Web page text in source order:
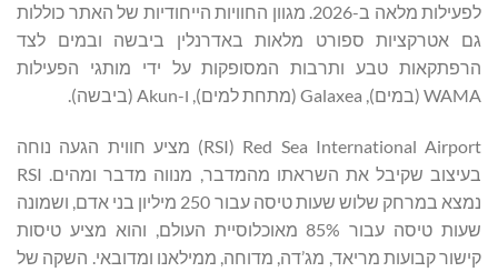
לפעילות מלאה ב-2026. מגוון החוויות הייחודיות של האתר כוללות
גם אטרקציות ספורט מלאות באדרנלין ביבשה ובמים לצד
הרפתקאות טבע ותרבות המסופקות על ידי מותגי הפעילות
WAMA (במים), Galaxea (מתחת למים), ו-Akun (ביבשה).
Red Sea International Airport ‏(RSI) מציע חווית הגעה נוחה
בעיצוב שקיבל את השראתו מהמדבר, מנווה מדבר ומהים. RSI
נמצא במרחק שלוש שעות טיסה עבור 250 מיליון בני אדם, ושמונה
שעות טיסה עבור 85% מאוכלוסיית העולם, והוא מציע טיסות
קישור קבועות מריאד, מג’דה, מדוחה, ממילאנו ומדובאי. השקה של